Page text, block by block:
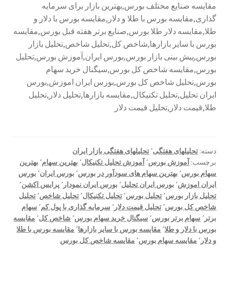
مقایسه صنایع مختلف بورس,بهترین بازار برای سرمایه
گذاری,مقایسه بورس با طلا و دلار,مقایسه بورس با دلار و
طلا,مقایسه دلار طلا بورس,صنایع برتر هفته قبل بورس,مقایسه
بورس با سایر بازارها,شاخص کل,تحلیل شاخص,تحلیل بازار
بورس,پیش بینی بازار بورس,بورس ایران,آموزش بورس,تحلیل
بورس,مقایسه شاخص کل بورس,سیگنال خرید سهام
بورس,تحلیل شاخص کل بورس,بورس ایران اموزش,بورس
ایران تحلیل,تحلیل تکنیکال,مقایسه بازارها,تحلیل دلار,تحلیل
طلا,قیمت دلار,تحلیل قیمت دلار
دسته: تحلیلهای هفتگی٬ تحلیلهای هفتگی بازار ایران
برچسب: آموزش بورس٬ آموزش تحلیل تکنیکال٬ بهترین سهام٬ بهترین
سهام بورس٬ بهترین سهام های سودآور در بورس٬ بورس ایران٬ بورس
ایران اموزش٬ بورس ایران تحلیل٬ بورس ایران نمودار ٬ پرایس اکشن٬
تحلیل بازار بورس٬ تحلیل بورس٬ تحلیل تکنیکال٬ تحلیل شاخص٬ تحلیل
شاخص کل بورس٬ تحلیل قیمت دلار ٬ سرمایه گذاری با پول کم٬ سهام
برتر ٬ سهام برتر بورس٬ سیگنال خرید سهام بورس٬ شاخص کل٬ مقایسه
بورس با دلار و طلا٬ مقایسه بورس با سایر بازارها٬ مقایسه بورس با طلا
و دلار ٬ مقایسه سهام بورس٬ مقایسه شاخص کل بورس